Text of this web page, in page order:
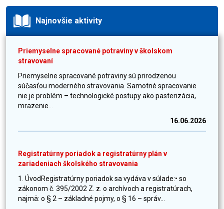
Najnovšie aktivity
Priemyselne spracované potraviny v školskom
stravovaní
Priemyselne spracované potraviny sú prirodzenou
súčasťou moderného stravovania. Samotné spracovanie
nie je problém – technologické postupy ako pasterizácia,
mrazenie...
16.06.2026
Registratúrny poriadok a registratúrny plán v
zariadeniach školského stravovania
1. ÚvodRegistratúrny poriadok sa vydáva v súlade:• so
zákonom č. 395/2002 Z. z. o archívoch a registratúrach,
najmä: o § 2 – základné pojmy, o § 16 – správ...